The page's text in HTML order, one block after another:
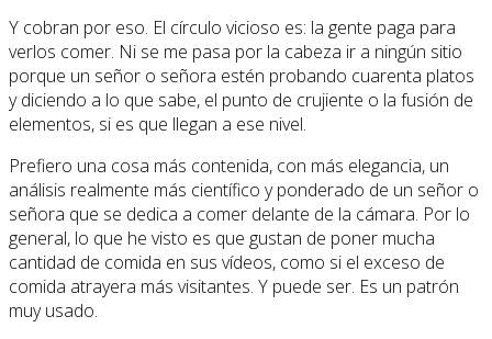
Y cobran por eso. El círculo vicioso es: la gente paga para
verlos comer. Ni se me pasa por la cabeza ir a ningún sitio
porque un señor o señora estén probando cuarenta platos
y diciendo a lo que sabe, el punto de crujiente o la fusión de
elementos, si es que llegan a ese nivel.
Prefiero una cosa más contenida, con más elegancia, un
análisis realmente más científico y ponderado de un señor o
señora que se dedica a comer delante de la cámara. Por lo
general, lo que he visto es que gustan de poner mucha
cantidad de comida en sus vídeos, como si el exceso de
comida atrayera más visitantes. Y puede ser. Es un patrón
muy usado.